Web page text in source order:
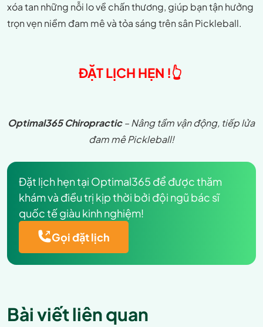
xóa tan những nỗi lo về chấn thương, giúp bạn tận hưởng
trọn vẹn niềm đam mê và tỏa sáng trên sân Pickleball.
ĐẶT LỊCH HẸN !👆
Optimal365 Chiropractic– Nâng tầm vận động, tiếp lửa
đam mê Pickleball!
Đặt lịch hẹn tại Optimal365 để được thăm
khám và điều trị kịp thời bởi đội ngũ bác sĩ
quốc tế giàu kinh nghiệm!
Gọi đặt lịch
Bài viết liên quan